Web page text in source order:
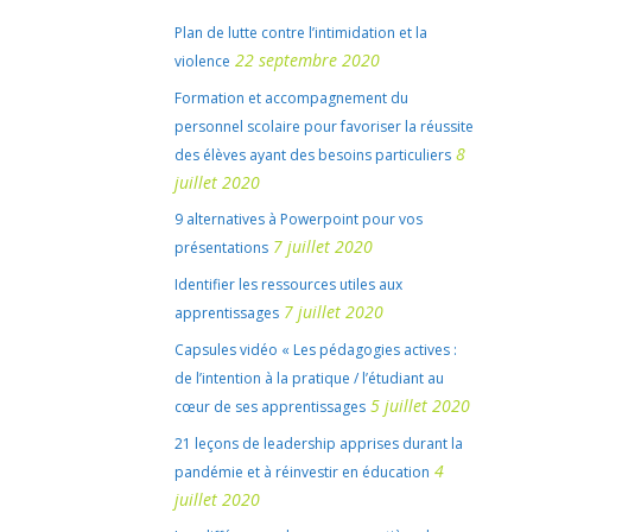
Plan de lutte contre l’intimidation et la
violence 22 septembre 2020
Formation et accompagnement du
personnel scolaire pour favoriser la réussite
des élèves ayant des besoins particuliers 8
juillet 2020
9 alternatives à Powerpoint pour vos
présentations 7 juillet 2020
Identifier les ressources utiles aux
apprentissages 7 juillet 2020
Capsules vidéo « Les pédagogies actives :
de l’intention à la pratique / l’étudiant au
cœur de ses apprentissages 5 juillet 2020
21 leçons de leadership apprises durant la
pandémie et à réinvestir en éducation 4
juillet 2020